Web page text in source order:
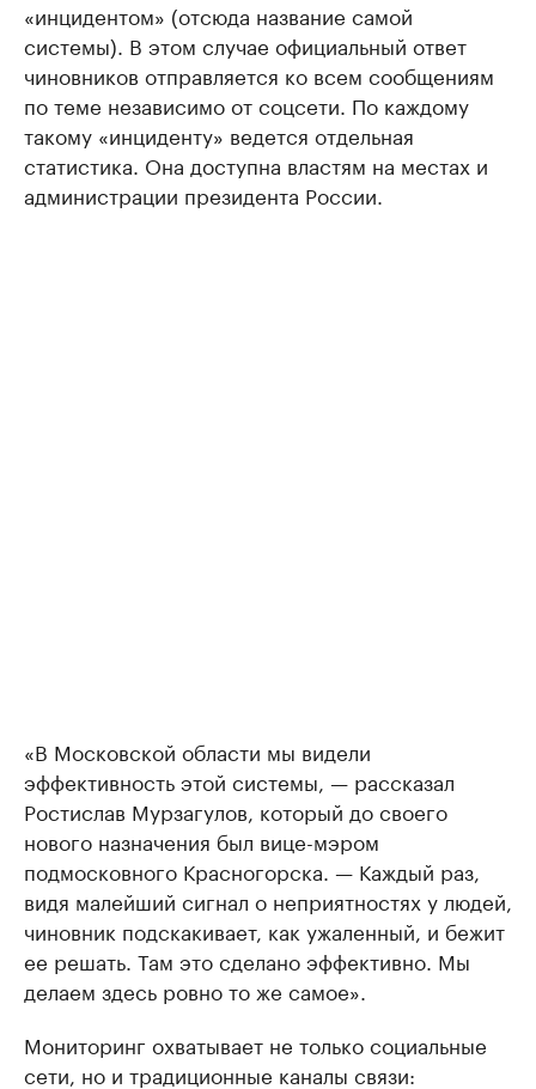
«инцидентом» (отсюда название самой
системы). В этом случае официальный ответ
чиновников отправляется ко всем сообщениям
по теме независимо от соцсети. По каждому
такому «инциденту» ведется отдельная
статистика. Она доступна властям на местах и
администрации президента России.
«В Московской области мы видели
эффективность этой системы, — рассказал
Ростислав Мурзагулов, который до своего
нового назначения был вице-мэром
подмосковного Красногорска. — Каждый раз,
видя малейший сигнал о неприятностях у людей,
чиновник подскакивает, как ужаленный, и бежит
ее решать. Там это сделано эффективно. Мы
делаем здесь ровно то же самое».
Мониторинг охватывает не только социальные
сети, но и традиционные каналы связи: